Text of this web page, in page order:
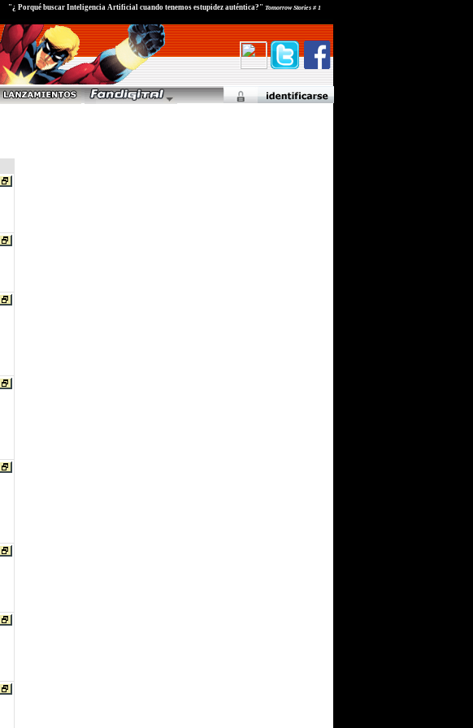
"¿ Porqué buscar Inteligencia Artificial cuando tenemos estupidez auténtica?" Tomorrow Stories # 1